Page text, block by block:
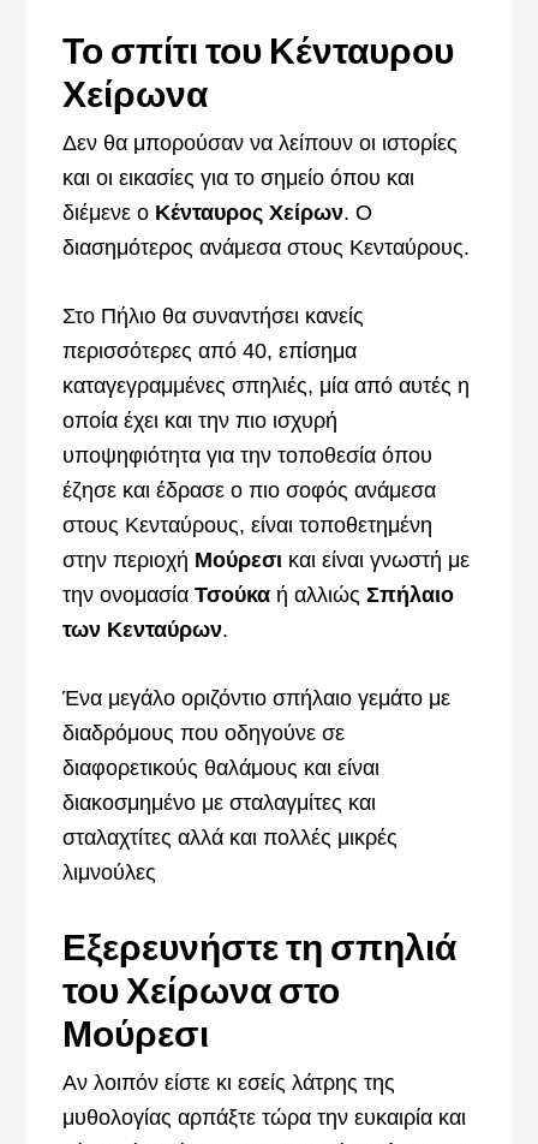
Το σπίτι του Κένταυρου
Χείρωνα
Δεν θα μπορούσαν να λείπουν οι ιστορίες
και οι εικασίες για το σημείο όπου και
διέμενε ο Κένταυρος Χείρων. Ο
διασημότερος ανάμεσα στους Κενταύρους.
Στο Πήλιο θα συναντήσει κανείς
περισσότερες από 40, επίσημα
καταγεγραμμένες σπηλιές, μία από αυτές η
οποία έχει και την πιο ισχυρή
υποψηφιότητα για την τοποθεσία όπου
έζησε και έδρασε ο πιο σοφός ανάμεσα
στους Κενταύρους, είναι τοποθετημένη
στην περιοχή Μούρεσι και είναι γνωστή με
την ονομασίαΤσούκα ή αλλιώςΣπήλαιο
των Κενταύρων.
Ένα μεγάλο οριζόντιο σπήλαιο γεμάτο με
διαδρόμους που οδηγούνε σε
διαφορετικούς θαλάμους και είναι
διακοσμημένο με σταλαγμίτες και
σταλαχτίτες αλλά και πολλές μικρές
λιμνούλες
Εξερευνήστε τη σπηλιά
του Χείρωνα στο
Μούρεσι
Αν λοιπόν είστε κι εσείς λάτρης της
μυθολογίας αρπάξτε τώρα την ευκαιρία και